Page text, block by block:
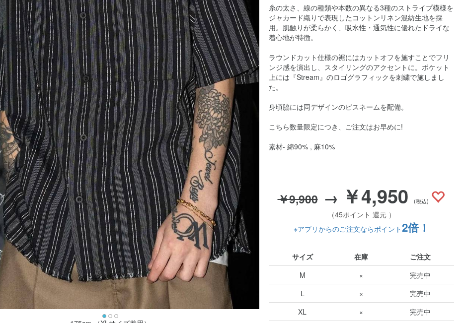
糸の太さ、線の種類や本数の異なる3種のストライプ模様を
ジャカード織りで表現したコットンリネン混紡生地を採
用。肌触りが柔らかく、吸水性・通気性に優れたドライな
着心地が特徴。
ラウンドカット仕様の裾にはカットオフを施すことでフリ
ンジ感を演出し、スタイリングのアクセントに。ポケット
上には『Stream』のロゴグラフィックを刺繍で施しまし
た。
身頃脇には同デザインのピスネームを配備。
こちら数量限定につき、ご注文はお早めに!
素材- 綿90% , 麻10%
￥9,900 → ￥4,950 (税込)
（45ポイント 還元 ）
※アプリからのご注文ならポイント2倍！
サイズ 在庫
ご注文
M
×
完売中
L
×
完売中
XL
× 完売中